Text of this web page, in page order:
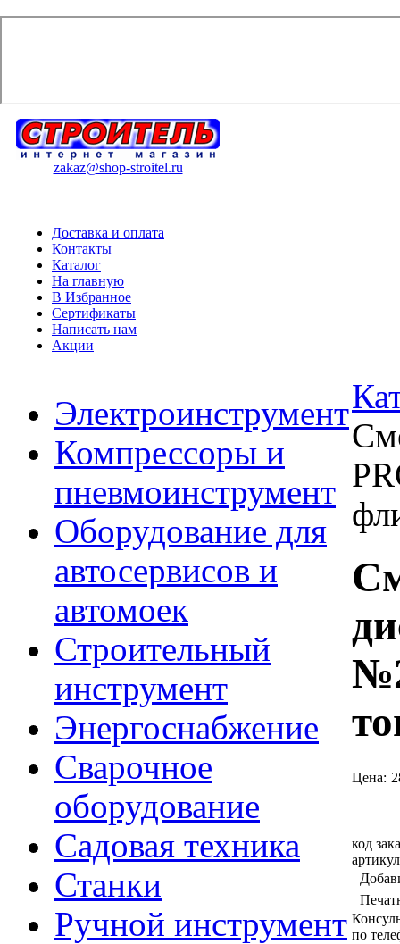
zakaz@shop-stroitel.ru
Доставка и оплата
Контакты
Каталог
На главную
В Избранное
Сертификаты
Написать нам
Акции
Электроинструмент
Компрессоры и
пневмоинструмент
Оборудование для
автосервисов и
автомоек
Строительный
инструмент
Энергоснабжение
Сварочное
оборудование
Садовая техника
Станки
Ручной инструмент
Цена:
код
по